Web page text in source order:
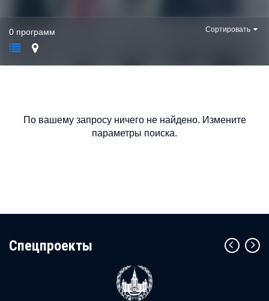
0 программ Сортировать
По вашему запросу ничего не найдено. Измените
параметры поиска.
Cпецпроекты